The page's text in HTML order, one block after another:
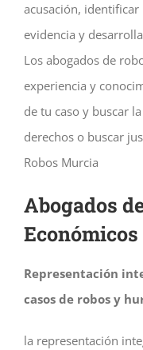
acusación, identificar
evidencia y
Los abogados de
experiencia y
de tu caso y buscar
derechos o buscar
Robos Murcia
Abogados
Económicos
Representación
casos de robos y
la representación